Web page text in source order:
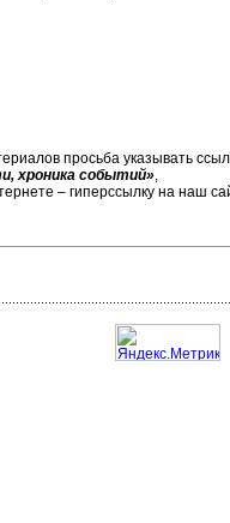
просьба указывать
хроника событий»,
– гиперссылку на наш